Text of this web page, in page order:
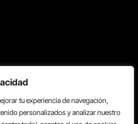
tu experiencia de navegación,
personalizados y analizar nuestro
Todos los derechos reservados.